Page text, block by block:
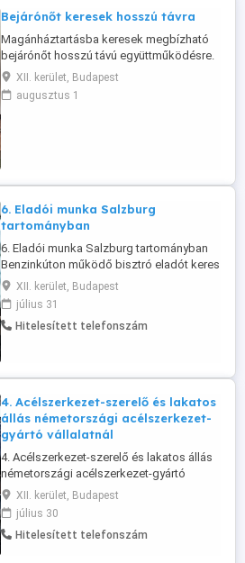
Bejárónőt keresek hosszú távra
Magánháztartásba keresek megbízható
bejárónőt hosszú távú együttműködésre.
Munkaidő: heti minimum 1 alkalom, de
igény szerint több is lehetséges
(megegyezés szerint). Kezdés:
XII. kerület, Budapest
augusztus 1
6. Eladói munka Salzburg
tartományban
6. Eladói munka Salzburg tartományban
Benzinkúton működő bisztró eladót keres
jó német nyelvtudással és angol tudással,
gyakorlattal. Fizetés bruttó 2.300 EUR hó +
13. és 14. havi bér, + kb.300 EUR borravaló
hó. Munkaidő heti 40 óra. A szállás díja
XII. kerület, Budapest
július 31
Hitelesített telefonszám
4. Acélszerkezet-szerelő és lakatos
állás németországi acélszerkezet-
gyártó vállalatnál
4. Acélszerkezet-szerelő és lakatos állás
németországi acélszerkezet-gyártó
vállalatnál Acélszerkezet-gyártó és
szerelő munka, A2 német tudással és
szakmai tapasztalattal. Bruttó bér: 17 30
euró óra szakmai tudástól és függően.
XII. kerület, Budapest
július 30
Hitelesített telefonszám